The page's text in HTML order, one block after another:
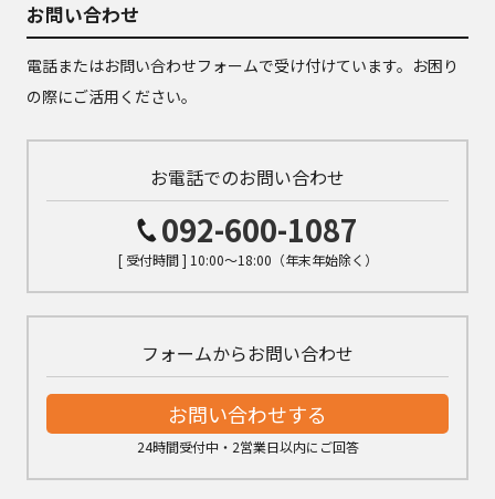
お問い合わせ
電話またはお問い合わせフォームで受け付けています。お困り
の際にご活用ください。
お電話でのお問い合わせ
092-600-1087
[ 受付時間 ] 10:00～18:00（年末年始除く）
フォームからお問い合わせ
お問い合わせする
24時間受付中・2営業日以内にご回答